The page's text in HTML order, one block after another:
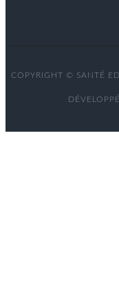
COPYRIGHT © SANTÉ